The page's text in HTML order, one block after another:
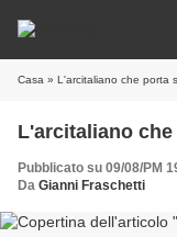
Casa » L'arcitaliano che porta
L'arcitaliano
Pubblicato su 09/08/PM
Da Gianni Fraschetti